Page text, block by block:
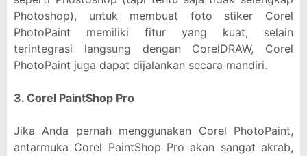
Photoshop), untuk membuat foto stiker Corel
PhotoPaint memiliki fitur yang kuat, selain
terintegrasi langsung dengan CorelDRAW, Corel
PhotoPaint juga dapat dijalankan secara mandiri.
3. Corel PaintShop Pro
Jika Anda pernah menggunakan Corel PhotoPaint,
antarmuka Corel PaintShop Pro akan sangat akrab,